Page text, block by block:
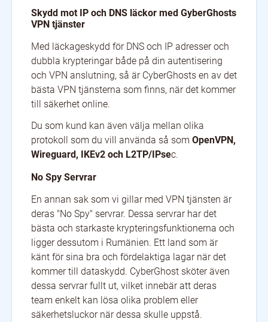
Skydd mot IP och DNS läckor med GyberGhosts
VPN tjänster
Med läckageskydd för DNS och IP adresser och
dubbla krypteringar både på din autentisering
och VPN anslutning, så är CyberGhosts en av det
bästa VPN tjänsterna som finns, när det kommer
till säkerhet online.
Du som kund kan även välja mellan olika
protokoll som du vill använda så som OpenVPN,
Wireguard, IKEv2 och L2TP/IPsec.
No Spy Servrar
En annan sak som vi gillar med VPN tjänsten är
deras "No Spy" servrar. Dessa servrar har det
bästa och starkaste krypteringsfunktionerna och
ligger dessutom i Rumänien. Ett land som är
känt för sina bra och fördelaktiga lagar när det
kommer till dataskydd. CyberGhost sköter även
dessa servrar fullt ut, vilket innebär att deras
team enkelt kan lösa olika problem eller
säkerhetsluckor när dessa skulle uppstå.